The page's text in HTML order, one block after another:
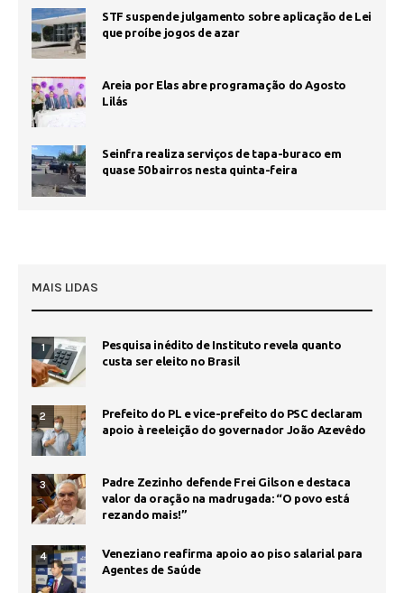
STF suspende julgamento sobre aplicação de Lei
que proíbe jogos de azar
Areia por Elas abre programação do Agosto
Lilás
Seinfra realiza serviços de tapa-buraco em
quase 50 bairros nesta quinta-feira
MAIS LIDAS
1
Pesquisa inédito de Instituto revela quanto
custa ser eleito no Brasil
2
Prefeito do PL e vice-prefeito do PSC declaram
apoio à reeleição do governador João Azevêdo
3
Padre Zezinho defende Frei Gilson e destaca
valor da oração na madrugada: “O povo está
rezando mais!”
4
Veneziano reafirma apoio ao piso salarial para
Agentes de Saúde